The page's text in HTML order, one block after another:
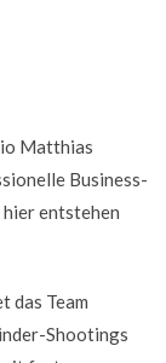
Matthias
Business-
entstehen
das Team
Shootings